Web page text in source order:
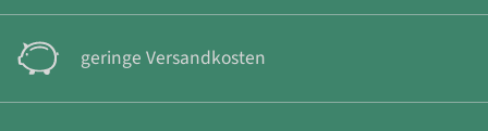
geringe Versandkosten